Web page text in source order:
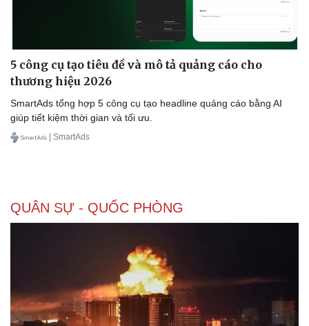
5 công cụ tạo tiêu đề và mô tả quảng cáo cho
thương hiệu 2026
SmartAds tổng hợp 5 công cụ tạo headline quảng cáo bằng AI
giúp tiết kiệm thời gian và tối ưu.
| SmartAds
QUÂN SỰ - QUỐC PHÒNG